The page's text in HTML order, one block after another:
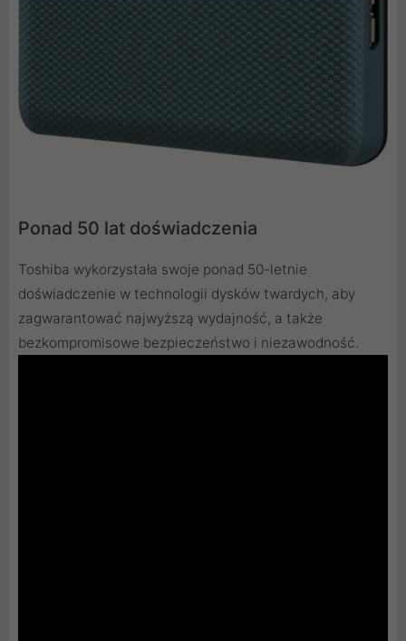
Ponad 50 lat doświadczenia
Toshiba wykorzystała swoje ponad 50-letnie
doświadczenie w technologii dysków twardych, aby
zagwarantować najwyższą wydajność, a także
bezkompromisowe bezpieczeństwo i niezawodność.